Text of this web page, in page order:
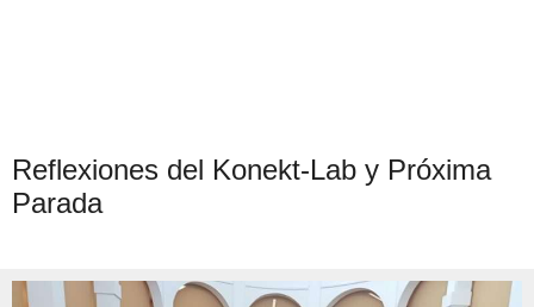
Reflexiones del Konekt-Lab y Próxima
Parada